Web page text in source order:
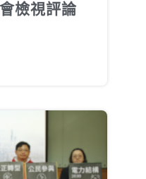
檢視評論